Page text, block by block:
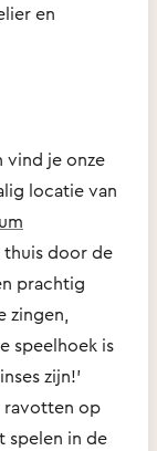
en
vind je onze
locatie van
thuis door de
prachtig
zingen,
speelhoek is
zijn!'
ravotten op
spelen in de